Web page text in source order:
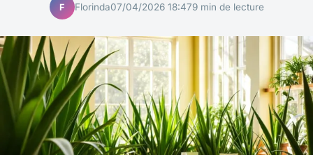
F Florinda07/04/2026 18:479 min de lecture